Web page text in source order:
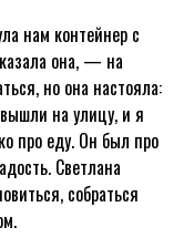
нам контейнер с
она, — на
но она настояла:
на улицу, и я
про еду. Он был про
Светлана
собраться